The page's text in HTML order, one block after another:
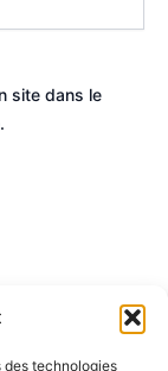
des technologies
site dans le